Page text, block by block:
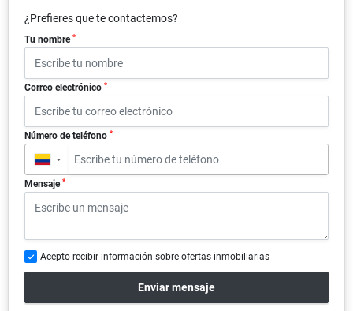
¿Prefieres que te contactemos?
Tu nombre *
Correo electrónico *
Número de teléfono *
▼
Mensaje *
Acepto recibir información sobre ofertas inmobiliarias
Enviar mensaje